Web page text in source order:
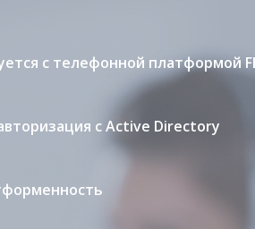
с телефонной платформой
с Active Directory